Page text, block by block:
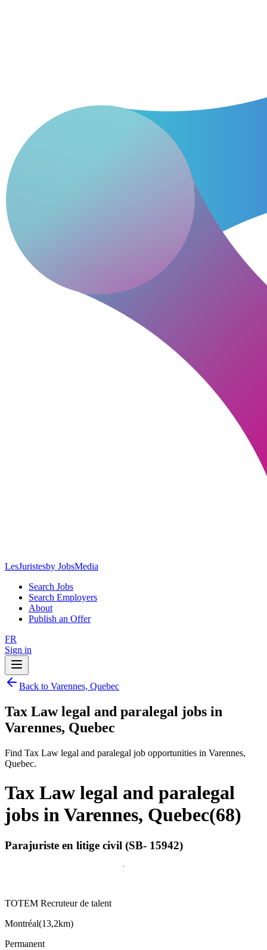
LesJuristesby JobsMedia
Search Jobs
Search Employers
About
Publish an Offer
FR
Sign in
Back to Varennes, Quebec
Tax Law legal and paralegal jobs in
Varennes, Quebec
Find Tax Law legal and paralegal job opportunities in Varennes,
Quebec.
Tax Law legal and paralegal
jobs in Varennes, Quebec(68)
Parajuriste en litige civil (SB- 15942)
TOTEM Recruteur de talent
Montréal(13,2km)
Permanent